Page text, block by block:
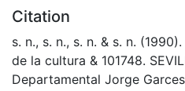
Citation
s. n., s. n., s. n. & s. n.
de la cultura & 101748.
Departamental Jorge